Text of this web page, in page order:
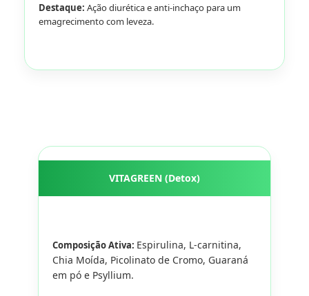
Destaque: Ação diurética e anti-inchaço para um
emagrecimento com leveza.
VITAGREEN (Detox)
Composição Ativa: Espirulina, L-carnitina,
Chia Moída, Picolinato de Cromo, Guaraná
em pó e Psyllium.